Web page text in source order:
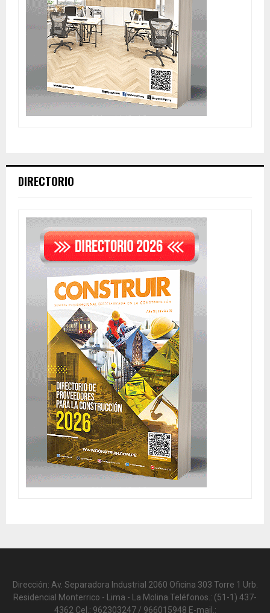
DIRECTORIO
Dirección: Av. Separadora Industrial 2060 Oficina 303 Torre 1 Urb.
Residencial Monterrico - Lima - La Molina Teléfonos.: (51-1) 437-
4362 Cel.: 962303247 / 966015948 E-mail.: